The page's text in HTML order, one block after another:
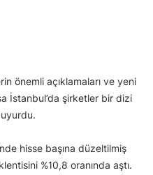
önemli açıklamaları ve yeni
İstanbul’da şirketler bir dizi
hisse başına düzeltilmiş
%10,8 oranında aştı.